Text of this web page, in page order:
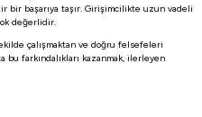
bir başarıya taşır. Girişimcilikte uzun vadeli
değerlidir.
çalışmaktan ve doğru felsefeleri
bu farkındalıkları kazanmak, ilerleyen